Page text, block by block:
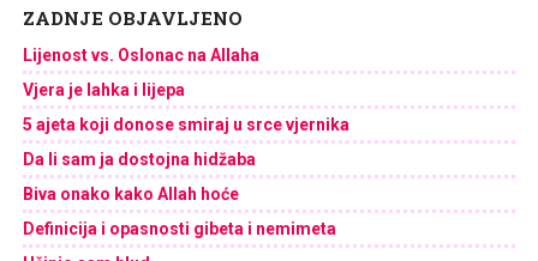
ZADNJE OBJAVLJENO
Lijenost vs. Oslonac na Allaha
Vjera je lahka i lijepa
5 ajeta koji donose smiraj u srce vjernika
Da li sam ja dostojna hidžaba
Biva onako kako Allah hoće
Definicija i opasnosti gibeta i nemimeta